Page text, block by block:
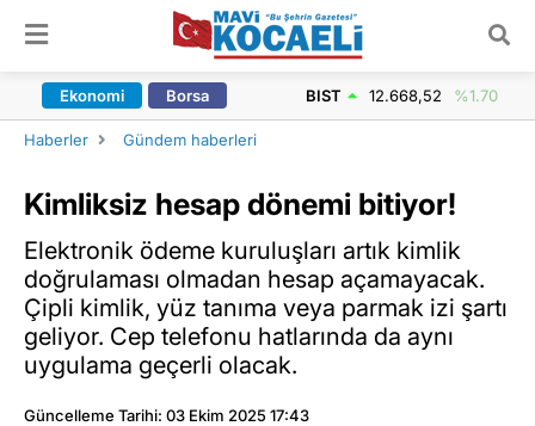
Ekonomi Borsa BIST 12.668,52 %1.70
Haberler Gündem haberleri
Kimliksiz hesap dönemi bitiyor!
Elektronik ödeme kuruluşları artık kimlik
doğrulaması olmadan hesap açamayacak.
Çipli kimlik, yüz tanıma veya parmak izi şartı
geliyor. Cep telefonu hatlarında da aynı
uygulama geçerli olacak.
Güncelleme Tarihi: 03 Ekim 2025 17:43